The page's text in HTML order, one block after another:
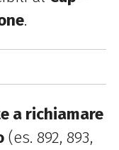
.
a richiamare
(es. 892, 893,